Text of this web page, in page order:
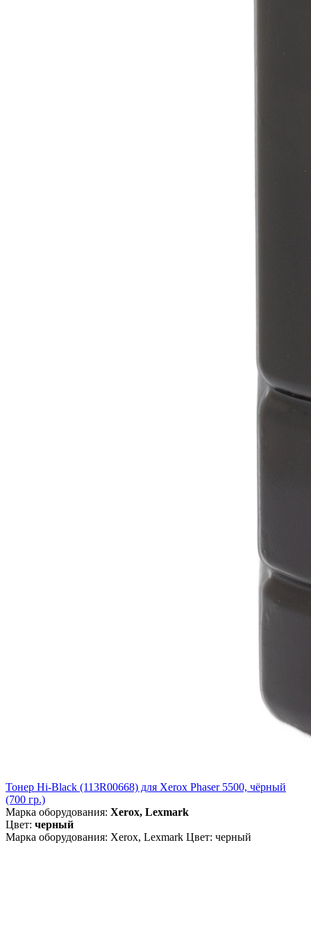
Тонер Hi-Black (113R00668) для Xerox Phaser 5500, чёрный
(700 гр.)
Марка оборудования: Xerox, Lexmark
Цвет: черный
Марка оборудования: Xerox, Lexmark Цвет: черный